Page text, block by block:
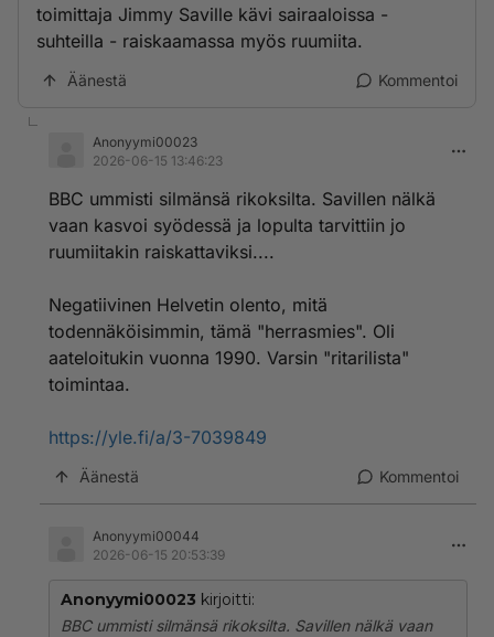
toimittaja Jimmy Saville kävi sairaaloissa -
suhteilla - raiskaamassa myös ruumiita.
Äänestä Kommentoi
Anonyymi00023
2026-06-15 13:46:23
BBC ummisti silmänsä rikoksilta. Savillen nälkä
vaan kasvoi syödessä ja lopulta tarvittiin jo
ruumiitakin raiskattaviksi....
Negatiivinen Helvetin olento, mitä
todennäköisimmin, tämä "herrasmies". Oli
aateloitukin vuonna 1990. Varsin "ritarilista"
toimintaa.
https://yle.fi/a/3-7039849
Äänestä Kommentoi
Anonyymi00044
2026-06-15 20:53:39
Anonyymi00023 kirjoitti:
BBC ummisti silmänsä rikoksilta. Savillen nälkä vaan